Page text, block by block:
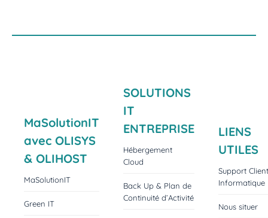
MaSolutionIT
avec OLISYS
& OLIHOST
MaSolutionIT
Green IT
SOLUTIONS
IT
ENTREPRISE
Hébergement
Cloud
Back Up & Plan de
Continuité d’Activité
LIENS
UTILES
Support Client
Informatique
Nous situer